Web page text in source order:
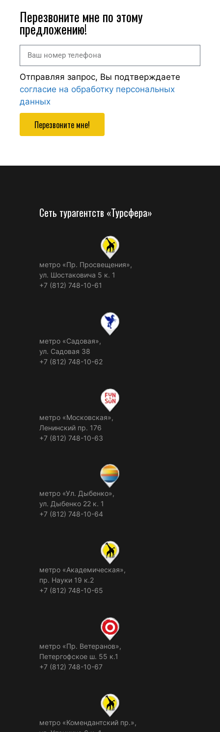
Перезвоните мне по этому
предложению!
Отправляя запрос, Вы подтверждаете
согласие на обработку персональных
данных
Перезвоните мне!
Сеть турагентств «Турсфера»
метро «Пр. Просвещения»,
ул. Шостаковича 5 к. 1
+7 (812) 748-10-61
метро «Садовая»,
ул. Садовая 38
+7 (812) 748-10-62
метро «Московская»,
Ленинский пр. 176
+7 (812) 748-10-63
метро «Ул. Дыбенко»,
ул. Дыбенко 22 к. 1
+7 (812) 748-10-64
метро «Академическая»,
пр. Науки 19 к.2
+7 (812) 748-10-65
метро «Пр. Ветеранов»,
Петергофское ш. 55 к.1
+7 (812) 748-10-67
метро «Комендантский пр.»,